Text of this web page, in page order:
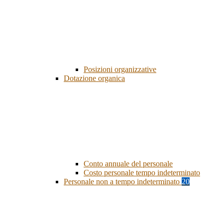
Posizioni organizzative
Dotazione organica
Conto annuale del personale
Costo personale tempo indeterminato
Personale non a tempo indeterminato 20